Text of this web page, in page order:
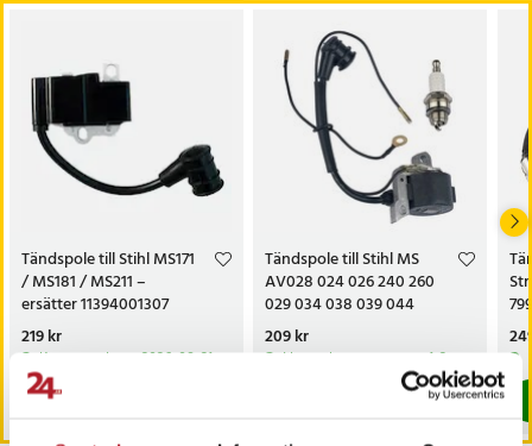
Tändspole till Stihl MS171
/ MS181 / MS211 –
ersätter 11394001307
Pris:219 kr
219 kr
Kommer i lager 2026-08-21
Tändspole till Stihl MS
AV028 024 026 240 260
029 034 038 039 044
Pris:209 kr
209 kr
I lager, levereras inom 1-2 vardagar